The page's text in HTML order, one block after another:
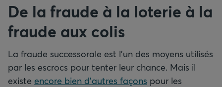
De la fraude à la loterie à la
fraude aux colis
La fraude successorale est l’un des moyens utilisés
par les escrocs pour tenter leur chance. Mais il
existe encore bien d’autres façons pour les